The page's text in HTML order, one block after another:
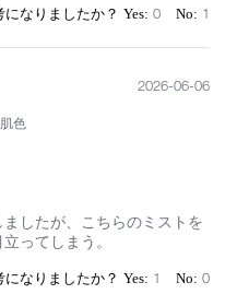
0 1
色
したが、こちらのミストを
ってしまう。
2026-06-06
1 0